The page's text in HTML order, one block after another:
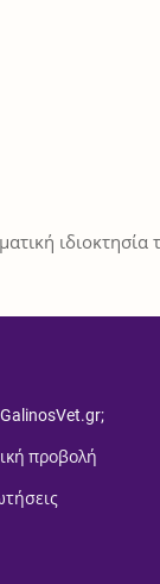
ιδιοκτησία
GalinosVet.gr;
προβολή